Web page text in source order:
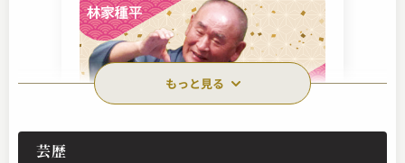
もっと見る
芸歴